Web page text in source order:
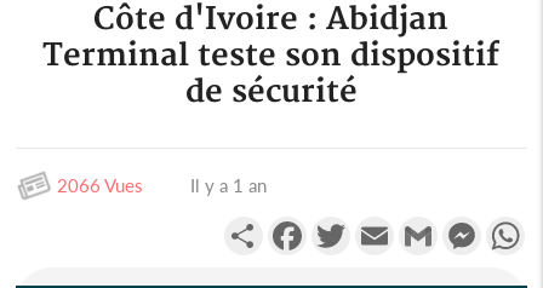
Côte d'Ivoire : Abidjan
Terminal teste son dispositif
de sécurité
2066 Vues Il y a 1 an
PartagerFacebookTwitterEmail Gmail